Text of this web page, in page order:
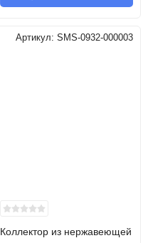
Артикул: SMS-0932-000003
Коллектор из нержавеющей